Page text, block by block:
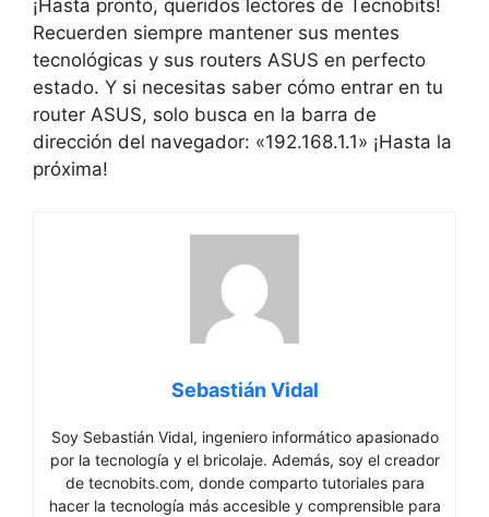
¡Hasta pronto, ⁤queridos lectores de Tecnobits!
Recuerden⁣ siempre mantener sus ⁢mentes
tecnológicas y sus routers ASUS en perfecto
estado. Y si necesitas saber cómo entrar en tu
router ASUS, solo busca en la barra de
dirección del navegador: «192.168.1.1» ¡Hasta‍ la
próxima!
Sebastián Vidal
Soy Sebastián Vidal, ingeniero informático apasionado
por la tecnología y el bricolaje. Además, soy el creador
de tecnobits.com, donde comparto tutoriales para
hacer la tecnología más accesible y comprensible para